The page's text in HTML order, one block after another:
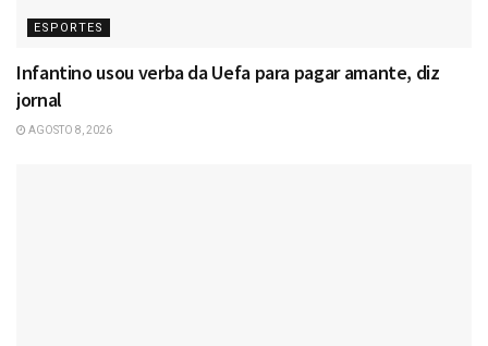
ESPORTES
Infantino usou verba da Uefa para pagar amante, diz
jornal
AGOSTO 8, 2026